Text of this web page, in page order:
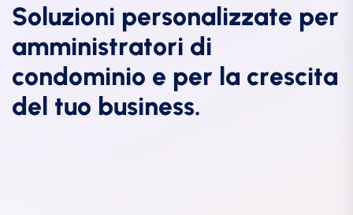
Soluzioni personalizzate per
amministratori di
condominio e per la crescita
del tuo business.